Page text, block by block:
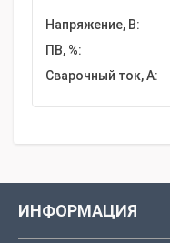
Напряжение, В:
ПВ, %:
Сварочный ток, А:
ИНФОРМАЦИЯ